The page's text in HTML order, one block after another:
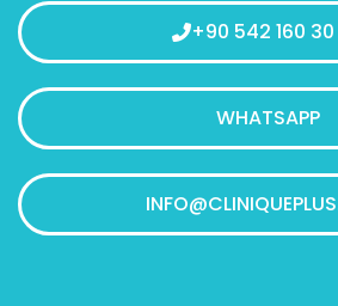
+90 542 160
WHATSAPP